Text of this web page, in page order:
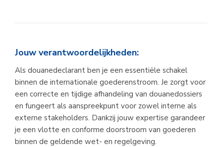
Jouw verantwoordelijkheden:
Als douanedeclarant ben je een essentiële schakel
binnen de internationale goederenstroom. Je zorgt voor
een correcte en tijdige afhandeling van douanedossiers
en fungeert als aanspreekpunt voor zowel interne als
externe stakeholders. Dankzij jouw expertise garandeer
je een vlotte en conforme doorstroom van goederen
binnen de geldende wet- en regelgeving.